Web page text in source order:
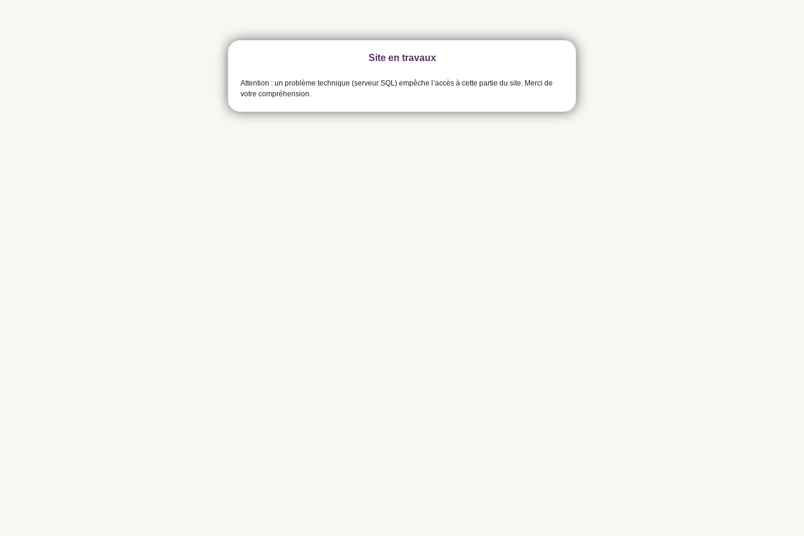
Site en travaux
Attention : un problème technique (serveur SQL) empêche l’accès à cette partie du site. Merci de
votre compréhension.